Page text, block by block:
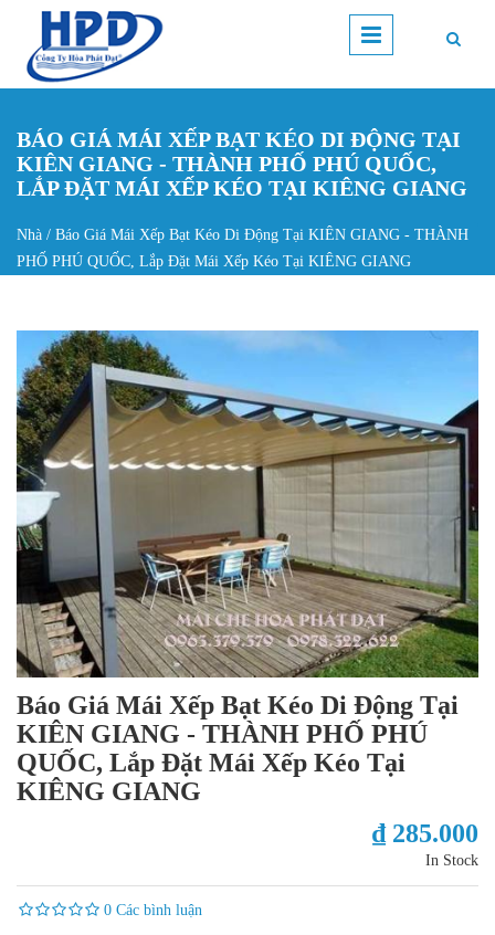
Nhảy đến nội dung
BÁO GIÁ MÁI XẾP BẠT KÉO DI ĐỘNG TẠI
KIÊN GIANG - THÀNH PHỐ PHÚ QUỐC,
LẮP ĐẶT MÁI XẾP KÉO TẠI KIÊNG GIANG
Bạn đang ở đây
Nhà / Báo Giá Mái Xếp Bạt Kéo Di Động Tại KIÊN GIANG - THÀNH
PHỐ PHÚ QUỐC, Lắp Đặt Mái Xếp Kéo Tại KIÊNG GIANG
Báo Giá Mái Xếp Bạt Kéo Di Động Tại
KIÊN GIANG - THÀNH PHỐ PHÚ
QUỐC, Lắp Đặt Mái Xếp Kéo Tại
KIÊNG GIANG
₫ 285.000
In Stock
0 Các bình luận